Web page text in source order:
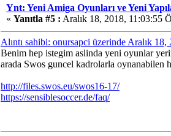
Ynt: Yeni Amiga Oyunları ve Yeni
« Yanıtla #5 : Aralık 18, 2018, 11:03:55
Alıntı sahibi: onursapci üzerinde Aralık
Benim hep istegim aslinda yeni oyunlar
arada Swos guncel kadrolarla
http://files.swos.eu/swos16-17/
https://sensiblesoccer.de/faq/